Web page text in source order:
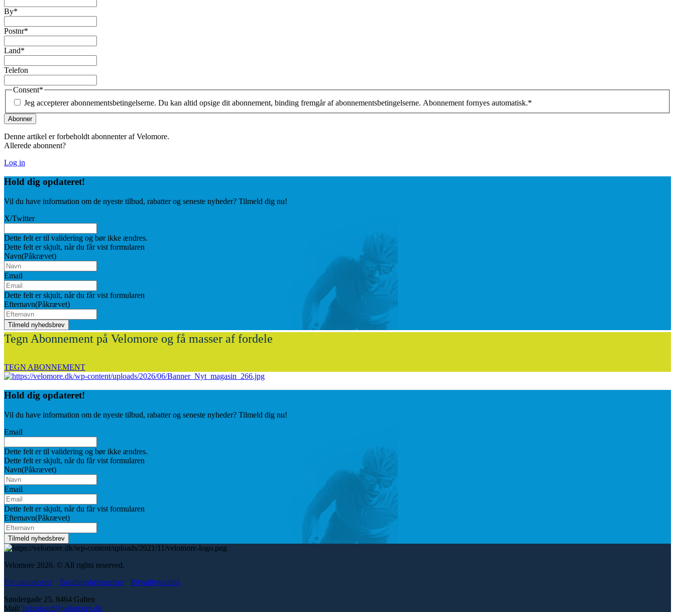
By*
Postnr*
Land*
Telefon
Consent*
Jeg accepterer abonnementsbetingelserne. Du kan altid opsige dit abonnement, binding fremgår af abonnementsbetingelserne. Abonnement fornyes automatisk.*
Denne artikel er forbeholdt abonnenter af Velomore.
Allerede abonnent?
Log in
Hold dig opdateret!
Vil du have information om de nyeste tilbud, rabatter og seneste nyheder? Tilmeld dig nu!
X/Twitter
Dette felt er til validering og bør ikke ændres.
Dette felt er skjult, når du får vist formularen
Navn(Påkrævet)
Email
Dette felt er skjult, når du får vist formularen
Efternavn(Påkrævet)
Tegn Abonnement på Velomore og få masser af fordele
TEGN ABONNEMENT
Hold dig opdateret!
Vil du have information om de nyeste tilbud, rabatter og seneste nyheder? Tilmeld dig nu!
Email
Dette felt er til validering og bør ikke ændres.
Dette felt er skjult, når du får vist formularen
Navn(Påkrævet)
Email
Dette felt er skjult, når du får vist formularen
Efternavn(Påkrævet)
Velomore 2026. © All rights reserved.
For annoncører
Betalingsbetingelser
Privatlivspolitik
Søndergade 25, 8464 Galten
Mail: hebsgaard@velomore.dk